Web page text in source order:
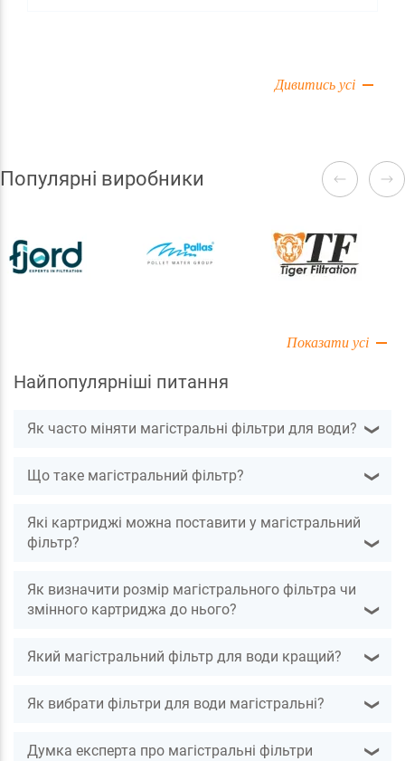
застарілі методи очищення води, із застосуванням
Дивитись усі
Популярні виробники
Показати усі
Найпопулярніші питання
Як часто міняти магістральні фільтри для води? ❯
Що таке магістральний фільтр? ❯
Які картриджі можна поставити у магістральний
фільтр?
❯
Як визначити розмір магістрального фільтра чи
змінного картриджа до нього?
❯
Який магістральний фільтр для води кращий? ❯
Як вибрати фільтри для води магістральні? ❯
Думка експерта про магістральні фільтри ❯